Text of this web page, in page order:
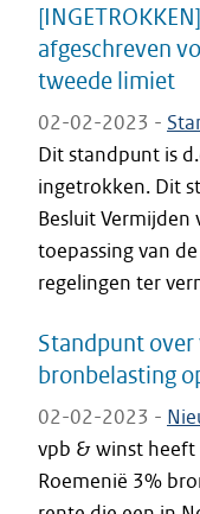
afgeschreven
tweede limiet
02-02-2023 -
Dit standpunt is
ingetrokken. Dit
Besluit
toepassing van
regelingen ter
Standpunt over
bronbelasting
02-02-2023 -
vpb & winst
Roemenië 3%